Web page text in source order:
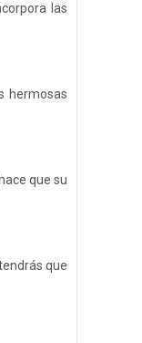
las
hermosas
que su
que